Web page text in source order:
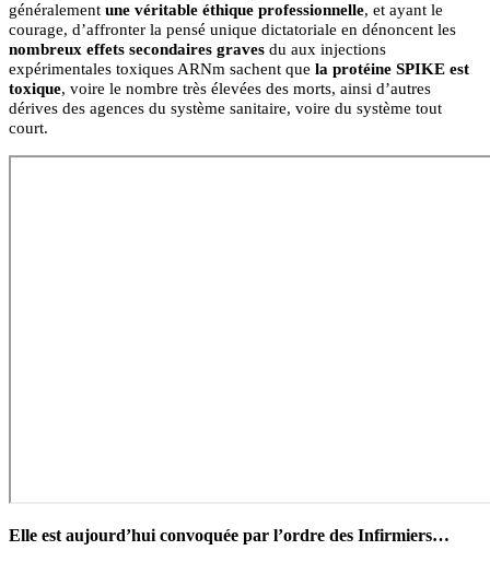
généralement une véritable éthique professionnelle, et ayant le
courage, d’affronter la pensé unique dictatoriale en dénoncent les
nombreux effets secondaires graves du aux injections
expérimentales toxiques ARNm sachent que la protéine SPIKE est
toxique, voire le nombre très élevées des morts, ainsi d’autres
dérives des agences du système sanitaire, voire du système tout
court.
Elle est aujourd’hui convoquée par l’ordre des Infirmiers…